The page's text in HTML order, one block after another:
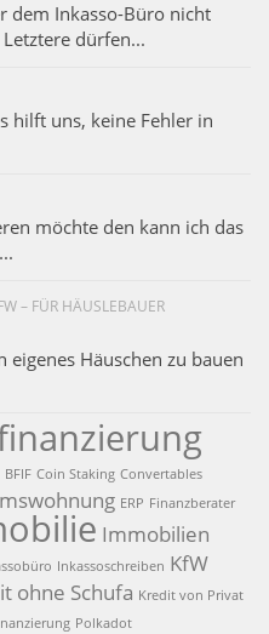
dem Inkasso-Büro nicht
dürfen...
hilft uns, keine Fehler in
möchte den kann ich das
– FÜR HÄUSLEBAUER
Häuschen zu bauen
BFIF Coin Staking Convertables
ERP Finanzberater
Immobilien
Inkassoschreiben KfW
ohne Schufa Kredit von Privat
Polkadot